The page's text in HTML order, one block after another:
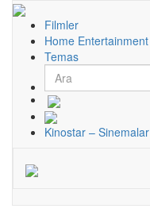
Filmler
Home Entertainment
Temas
Ara
Kinostar – Sinemalar